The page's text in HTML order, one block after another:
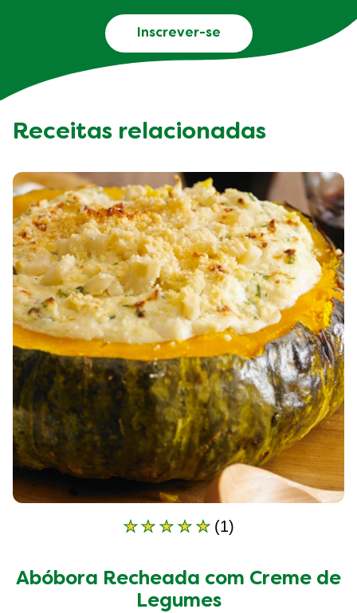
Inscrever-se
Receitas relacionadas
A
deste
Abóbora
(1)
Abóbora Recheada com Creme de
Legumes